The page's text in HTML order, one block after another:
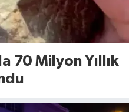
70 Milyon Yıllık